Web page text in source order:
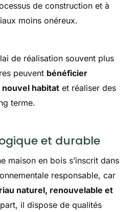
de construction et à
moins onéreux.
de réalisation souvent plus
peuvent bénéficier
habitat et réaliser des
terme.
et durable
maison en bois s’inscrit dans
responsable, car
naturel, renouvelable et
part, il dispose de qualités